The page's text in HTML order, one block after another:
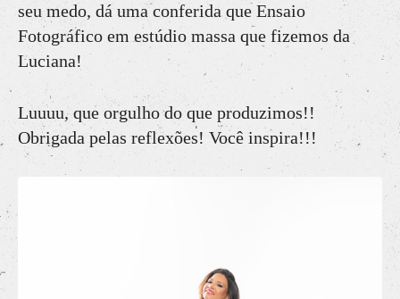
seu medo, dá uma conferida que Ensaio
Fotográfico em estúdio massa que fizemos da
Luciana!
Luuuu, que orgulho do que produzimos!!
Obrigada pelas reflexões! Você inspira!!!